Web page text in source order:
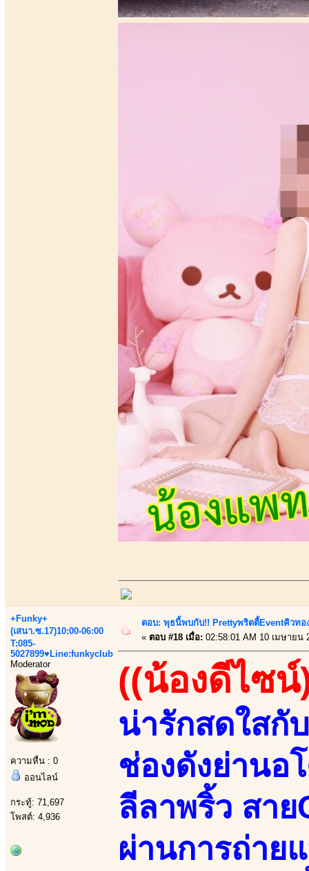
+Funky+
(เสนา.ซ.17)10:00-06:00
T:085-
5027899♥Line:funkyclub
Moderator
ความหื่น : 0
ออนไลน์
กระทู้: 71,697
โพสต์: 4,936
ตอบ: พุธนี้พบกับ!! Prettyพริตตี้Eventคิวทอ
« ตอบ #18 เมื่อ: 02:58:01 AM 10 เมษายน
((น้องดีไซน์
น่ารักสดใสกั
ช่องดังย่านอ
ลีลาพริ้ว สา
ผ่านการถ่าย